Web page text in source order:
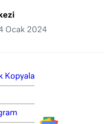
Ocak 2024
Kopyala